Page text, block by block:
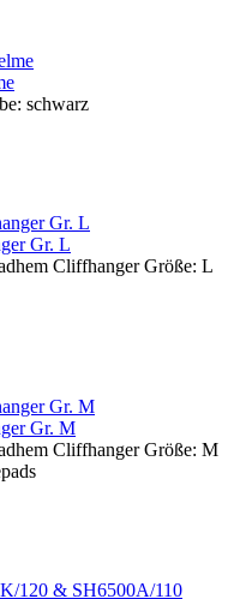
schwarz
Gr. L
Cliffhanger Größe: L
Gr. M
Cliffhanger Größe: M